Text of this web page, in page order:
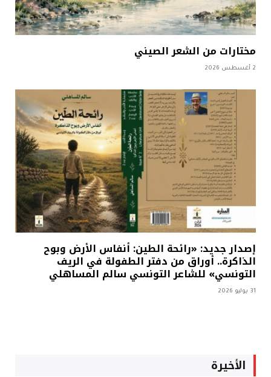
مختارات من الشعر الصيني
2 أغسطس 2026
إصدار جديد: «رائحة الطين: أنفاس الأرض وبوح
الذاكرة.. أوراق من دفتر الطفولة في الريف
التونسي» للشاعر التونسي سالم المساهلي
31 يوليو 2026
الأخيرة